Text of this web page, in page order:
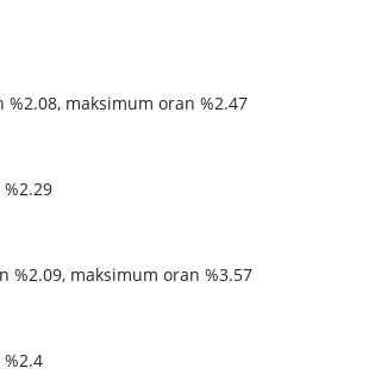
maksimum oran %2.47
%2.09, maksimum oran %3.57